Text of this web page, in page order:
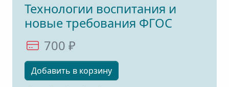
Технологии воспитания и
новые требования ФГОС
700 ₽
Добавить в корзину